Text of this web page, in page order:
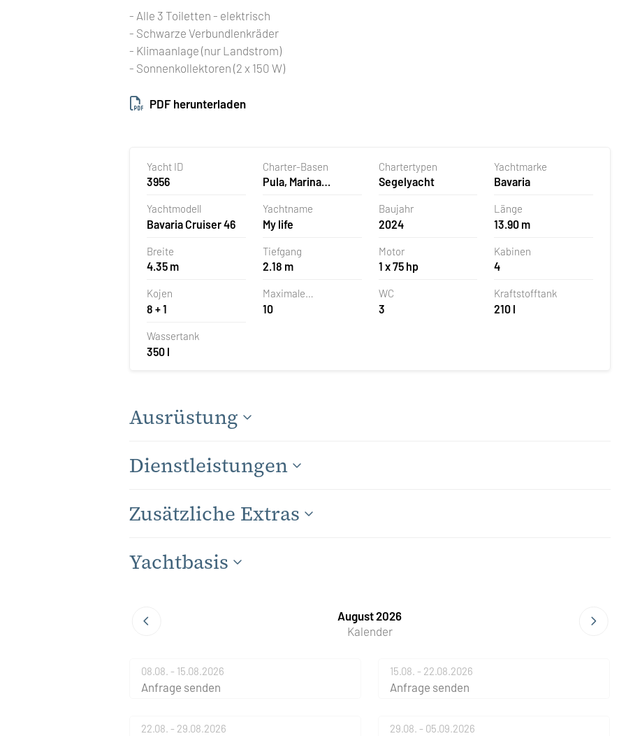
- Alle 3 Toiletten - elektrisch
- Schwarze Verbundlenkräder
- Klimaanlage (nur Landstrom)
- Sonnenkollektoren (2 x 150 W)
PDF herunterladen
Yacht ID
3956
Charter-Basen
Pula, Marina
Chartertypen
Segelyacht
Yachtmarke
Bavaria
Yachtmodell
Bavaria Cruiser 46
Yachtname
My life
Baujahr
2024
Länge
13.90 m
Breite
4.35 m
Tiefgang
2.18 m
Motor
1 x 75 hp
Kabinen
4
Kojen
8 + 1
Maximale
Personenanzahl
10
WC
3
Kraftstofftank
210 l
Wassertank
350 l
Ausrüstung
Dienstleistungen
Zusätzliche Extras
Yachtbasis
August 2026
Kalender
08.08. - 15.08.2026
Anfrage senden
15.08. - 22.08.2026
Anfrage senden
22.08. - 29.08.2026 29.08. - 05.09.2026